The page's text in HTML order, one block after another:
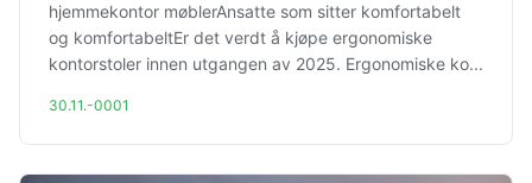
hjemmekontor møblerAnsatte som sitter komfortabelt
og komfortabeltEr det verdt å kjøpe ergonomiske
kontorstoler innen utgangen av 2025. Ergonomiske ko...
30.11.-0001